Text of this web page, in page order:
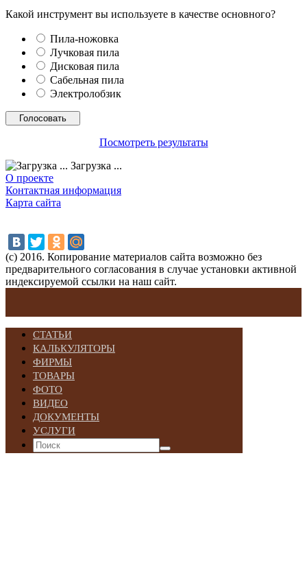
Какой инструмент вы используете в качестве основного?
Пила-ножовка
Лучковая пила
Дисковая пила
Сабельная пила
Электролобзик
Посмотреть результаты
Загрузка ...
О проекте
Контактная информация
Карта сайта
(с) 2016. Копирование материалов сайта возможно без
предварительного согласования в случае установки активной
индексируемой ссылки на наш сайт.
СТАТЬИ
КАЛЬКУЛЯТОРЫ
ФИРМЫ
ТОВАРЫ
ФОТО
ВИДЕО
ДОКУМЕНТЫ
УСЛУГИ